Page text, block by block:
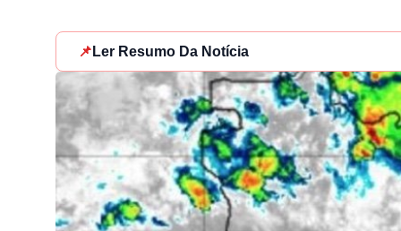
📌 Ler Resumo Da Notícia